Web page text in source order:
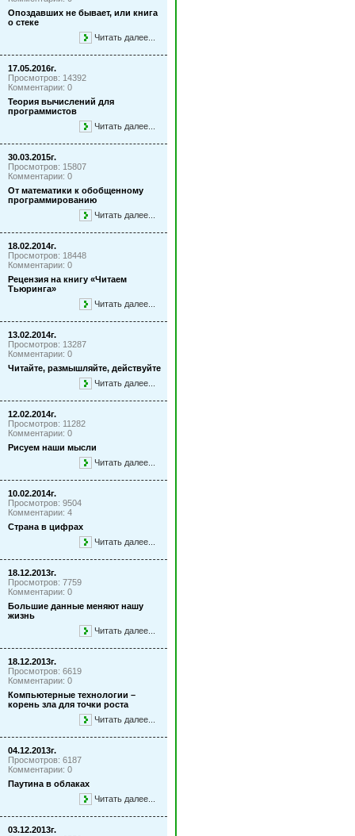
Опоздавших не бывает, или книга
о стеке
Читать далее...
17.05.2016г.
Просмотров: 14392
Комментарии: 0
Теория вычислений для
программистов
Читать далее...
30.03.2015г.
Просмотров: 15807
Комментарии: 0
От математики к обобщенному
программированию
Читать далее...
18.02.2014г.
Просмотров: 18448
Комментарии: 0
Рецензия на книгу «Читаем
Тьюринга»
Читать далее...
13.02.2014г.
Просмотров: 13287
Комментарии: 0
Читайте, размышляйте, действуйте
Читать далее...
12.02.2014г.
Просмотров: 11282
Комментарии: 0
Рисуем наши мысли
Читать далее...
10.02.2014г.
Просмотров: 9504
Комментарии: 4
Страна в цифрах
Читать далее...
18.12.2013г.
Просмотров: 7759
Комментарии: 0
Большие данные меняют нашу
жизнь
Читать далее...
18.12.2013г.
Просмотров: 6619
Комментарии: 0
Компьютерные технологии –
корень зла для точки роста
Читать далее...
04.12.2013г.
Просмотров: 6187
Комментарии: 0
Паутина в облаках
Читать далее...
03.12.2013г.